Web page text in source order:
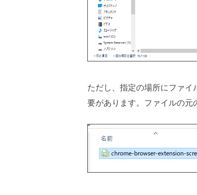
ただし、指定の場所にファ
要があります。ファイルの元